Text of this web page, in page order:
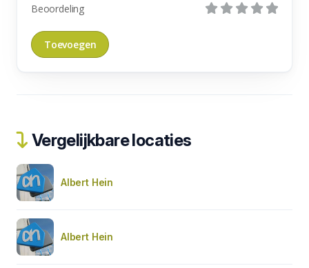
Beoordeling
Vergelijkbare locaties
Albert Hein
Albert Hein